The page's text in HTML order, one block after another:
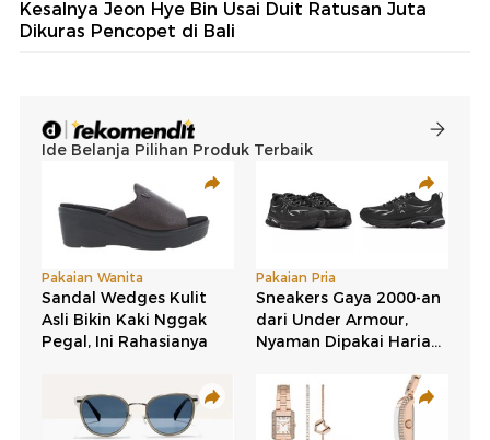
Kesalnya Jeon Hye Bin Usai Duit Ratusan Juta
Dikuras Pencopet di Bali